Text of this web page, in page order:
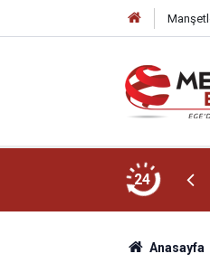
24
ağaçlandırma
Anasayfa